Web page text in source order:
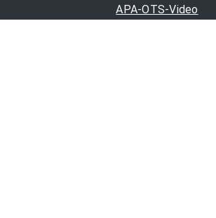
APA-OTS-Video